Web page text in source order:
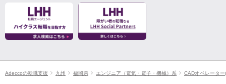
Adeccoの転職支援 九州 福岡県 エンジニア（電気・電子・機械）系 CADオペレータ